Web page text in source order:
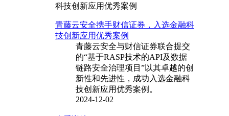
青藤云安全携手财信证券，入选金融科
技创新应用优秀案例
青藤云安全与财信证券联合提交
的“基于RASP技术的API及数据
链路安全治理项目”以其卓越的创
新性和先进性，成功入选金融科
技创新应用优秀案例。
2024-12-02